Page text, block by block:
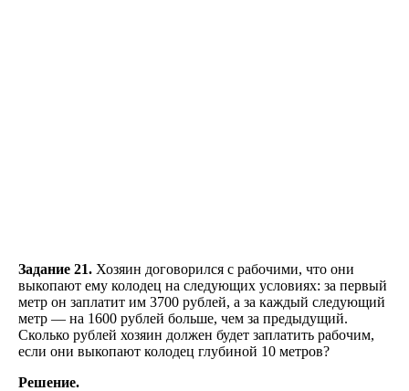
Задание 21. Хозяин договорился с рабочими, что они
выкопают ему колодец на следующих условиях: за первый
метр он заплатит им 3700 рублей, а за каждый следующий
метр — на 1600 рублей больше, чем за предыдущий.
Сколько рублей хозяин должен будет заплатить рабочим,
если они выкопают колодец глубиной 10 метров?
Решение.